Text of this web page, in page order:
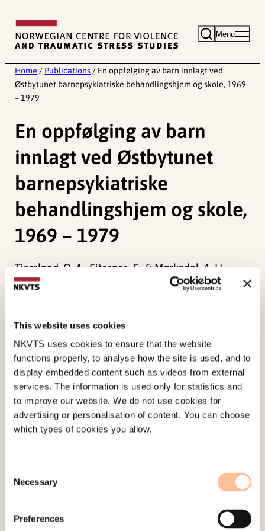
This website uses cookies
NKVTS uses cookies to ensure that the website
functions properly, to analyse how the site is used, and to
display embedded content such as videos from external
services. The information is used only for statistics and
to improve our website. We do not use cookies for
advertising or personalisation of content. You can choose
which types of cookies you allow.
Selection
Necessary
Preferences
content
Menu
Home / Publications / En oppfølging av barn innlagt ved
Østbytunet barnepsykiatriske behandlingshjem og skole, 1969
– 1979
En oppfølging av barn
innlagt ved Østbytunet
barnepsykiatriske
behandlingshjem og skole,
1969 – 1979
Tjersland, O. A., Eiternes, S., & Mørkedal, A. H.
(1983).
En oppfølging av barn innlagt ved
og skole, 1969 – 1979
Published:19. March 2026
Last modified:7. August 2026
About NKVTS
Publications